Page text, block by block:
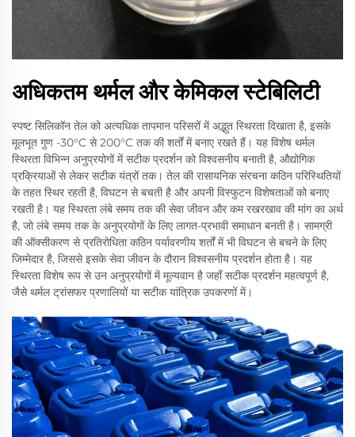
अधिकतम थर्मल और केमिकल स्टेबिलिटी
स्पष्ट सिलिकॉन तेल को अत्यधिक तापमान परिसरों में अद्भुत स्थिरता दिखाता है, इसके
मूलभूत गुण -30°C से 200°C तक की शर्तों में बनाए रखते हैं। यह विशेष थर्मल
स्थिरता विभिन्न अनुप्रयोगों में सटीक प्रदर्शन को विश्वसनीय बनाती है, औद्योगिक
प्रक्रियाओं से लेकर सटीक यंत्रों तक। तेल की रासायनिक संरचना कठिन परिस्थितियों
के तहत स्थिर रहती है, विघटन से बचती है और अपनी विस्फुटन विशेषताओं को बनाए
रखती है। यह स्थिरता लंबे समय तक की सेवा जीवन और कम रखरखाव की मांग का अर्थ
है, जो लंबे समय तक के अनुप्रयोगों के लिए लागत-प्रभावी समाधान बनती है। सामग्री
की ऑक्सीकरण से प्रतिरोधिता कठिन पर्यावरणीय शर्तों में भी विघटन से बचने के लिए
जिम्मेदार है, जिससे इसके सेवा जीवन के दौरान विश्वसनीय प्रदर्शन होता है। यह
स्थिरता विशेष रूप से उन अनुप्रयोगों में मूल्यवान है जहाँ सटीक प्रदर्शन महत्वपूर्ण है,
जैसे थर्मल ट्रांसफर प्रणालियों या सटीक यांत्रिक उपकरणों में।